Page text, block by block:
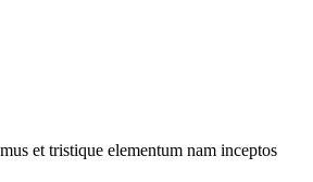
et tristique elementum nam inceptos